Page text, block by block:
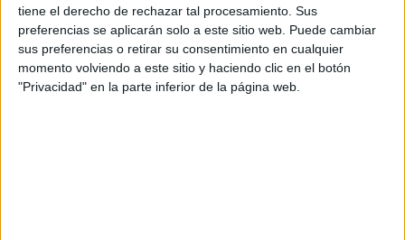
tiene el derecho de rechazar tal procesamiento. Sus
preferencias se aplicarán solo a este sitio web. Puede cambiar
sus preferencias o retirar su consentimiento en cualquier
momento volviendo a este sitio y haciendo clic en el botón
"Privacidad" en la parte inferior de la página web.
COMPARTÍ ESTA NOTA
EN ESTA NOTA